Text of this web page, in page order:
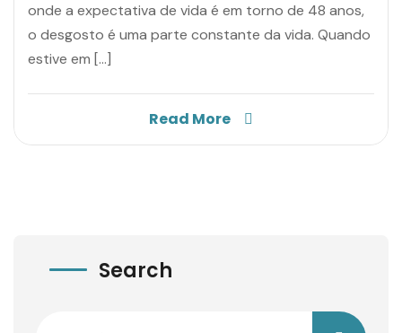
onde a expectativa de vida é em torno de 48 anos,
o desgosto é uma parte constante da vida. Quando
estive em […]
Read More
Search